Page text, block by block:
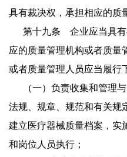
具有裁决权，承担相应的质
第十九条 企业应当具有
应的质量管理机构或者质量
或者质量管理人员应当履行
（一）负责收集和管理
法规、规章、规范和有关规
建立医疗器械质量档案，实
和岗位人员执行；